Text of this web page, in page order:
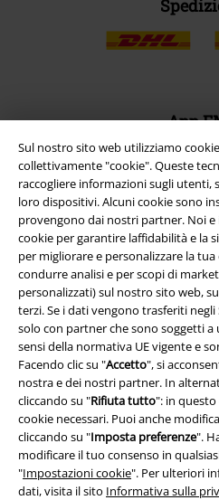
Sul nostro sito web utilizziamo
collettivamente "cookie". Queste
raccogliere informazioni sugli
loro dispositivi. Alcuni cookie sono
provengono dai nostri partner. Noi
cookie per garantire laffidabilità e la
per migliorare e personalizzare la
condurre analisi e per scopi di
personalizzati) sul nostro sito web,
terzi. Se i dati vengono trasferiti
solo con partner che sono soggetti a
sensi della normativa UE vigente e
Facendo clic su "Accetto", si
nostra e dei nostri partner. In
cliccando su "Rifiuta tutto": in
cookie necessari. Puoi anche
cliccando su "Imposta preferenze".
modificare il tuo consenso in
"Impostazioni cookie". Per ulteriori
dati, visita il sito Informativa sulla
App
Scarica la nuova
A Warner Music